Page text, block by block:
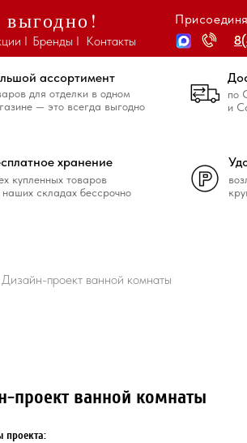
Контакты
Бренды I
I
купленных товаров
наших складах бессрочно
хранение
для отделки в одном
— это всегда выгодно
ассортимент
по
и
Дизайн-проект ванной комнаты
проект ванной комнаты
проекта: